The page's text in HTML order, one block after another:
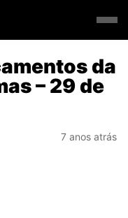
da
– 29 de
7 anos atrás